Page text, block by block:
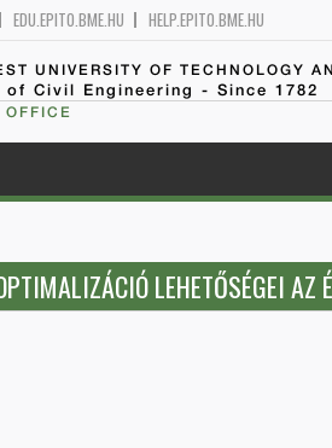
EDU.EPITO.BME.HU HELP.EPITO.BME.HU
UNIVERSITY OF TECHNOLOGY
of Civil Engineering - Since 1782
LEHETŐSÉGEI AZ